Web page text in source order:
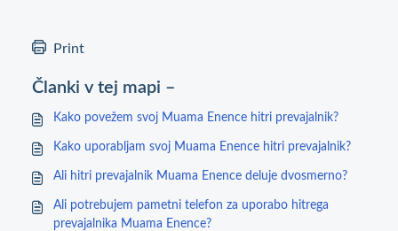
Print
Članki v tej mapi –
Kako povežem svoj Muama Enence hitri prevajalnik?
Kako uporabljam svoj Muama Enence hitri prevajalnik?
Ali hitri prevajalnik Muama Enence deluje dvosmerno?
Ali potrebujem pametni telefon za uporabo hitrega
prevajalnika Muama Enence?